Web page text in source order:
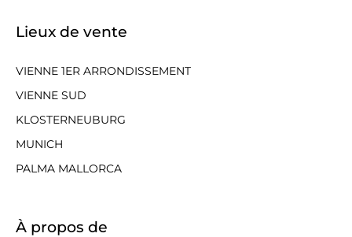
Lieux de vente
VIENNE 1ER ARRONDISSEMENT
VIENNE SUD
KLOSTERNEUBURG
MUNICH
PALMA MALLORCA
À propos de